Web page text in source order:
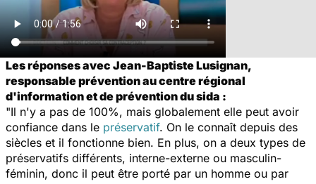
Les réponses avec Jean-Baptiste Lusignan,
responsable prévention au centre régional
d'information et de prévention du sida :
"Il n'y a pas de 100%, mais globalement elle peut avoir
confiance dans le préservatif. On le connaît depuis des
siècles et il fonctionne bien. En plus, on a deux types de
préservatifs différents, interne-externe ou masculin-
féminin, donc il peut être porté par un homme ou par